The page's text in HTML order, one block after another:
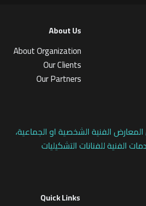
About Us
About Organization
Our Clients
Our Partners
المعارض الفنية الشخصية او الجماعية،
الفنية للفنانات التشكيليات
Quick Links